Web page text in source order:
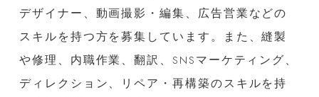
デザイナー、動画撮影・編集、広告営業などの
スキルを持つ方を募集しています。また、縫製
や修理、内職作業、翻訳、SNSマーケティング、
ディレクション、リペア・再構築のスキルを持